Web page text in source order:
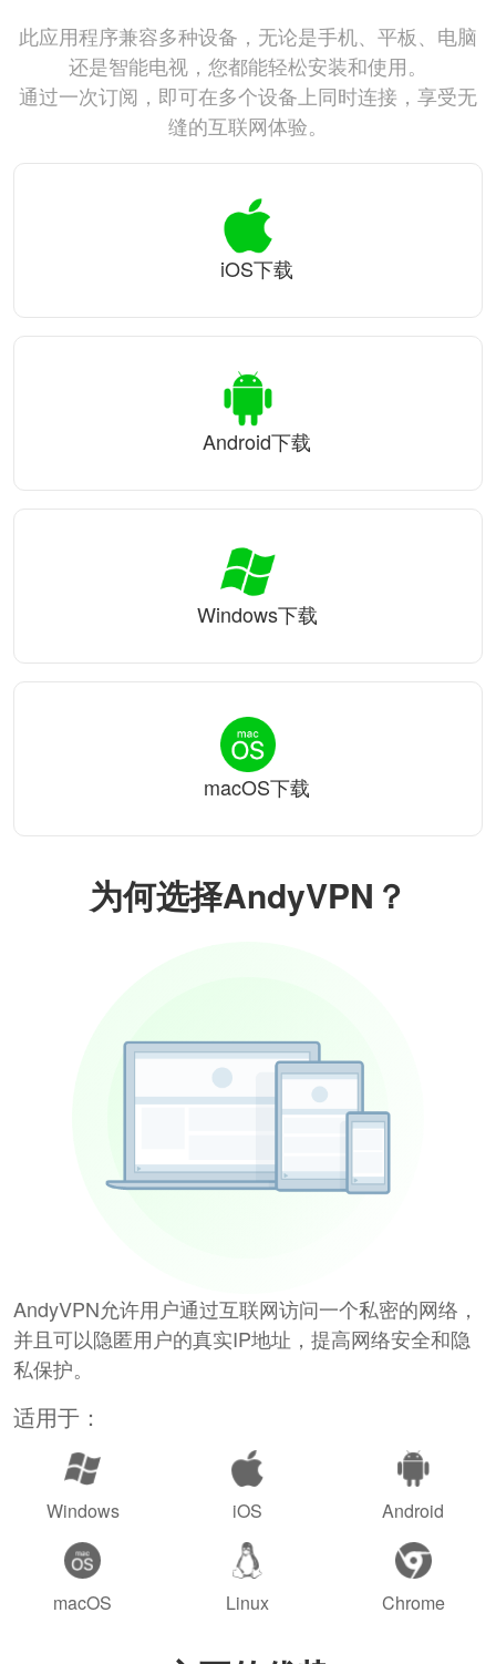
为何选择AndyVPN？
AndyVPN允许用户通过互联网访问一个私密的网络，
并且可以隐匿用户的真实IP地址，提高网络安全和隐
私保护。
适用于：
Windows iOS Android
macOS Linux Chrome
此应用程序兼容多种设备，无论是手机、平板、电脑
还是智能电视，您都能轻松安装和使用。
通过一次订阅，即可在多个设备上同时连接，享受无
缝的互联网体验。
iOS下载
Android下载
Windows下载
macOS下载